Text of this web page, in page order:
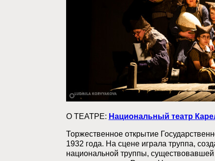
О ТЕАТРЕ: Национальный театр
Торжественное открытие
1932 года. На сцене играла труппа,
национальной труппы,